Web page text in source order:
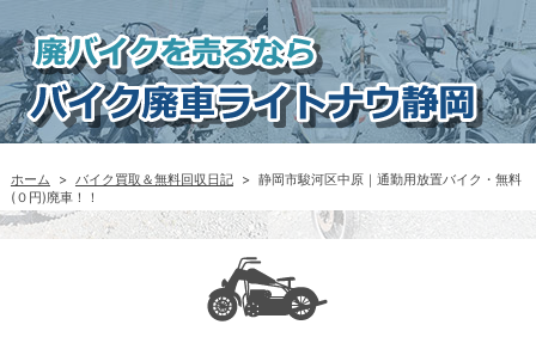
ホーム > バイク買取＆無料回収日記 > 静岡市駿河区中原｜通勤用放置バイク・無料
(０円)廃車！！